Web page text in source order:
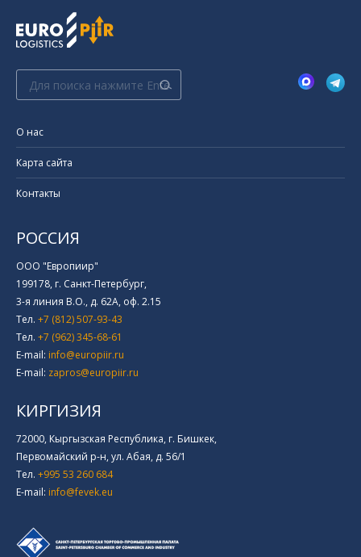
Поиск:
РОССИЯ
ООО "Европиир"
199178, г. Санкт-Петербург,
3-я линия В.О., д. 62А, оф. 2.15
Тел. +7 (812) 507-93-43
Тел. +7 (962) 345-68-61
E-mail: info@europiir.ru
E-mail: zapros@europiir.ru
КИРГИЗИЯ
72000, Кыргызская Республика, г. Бишкек,
Первомайский р-н, ул. Абая, д. 56/1
Тел. +995 53 260 684
E-mail: info@fevek.eu
О нас
Карта сайта
Контакты